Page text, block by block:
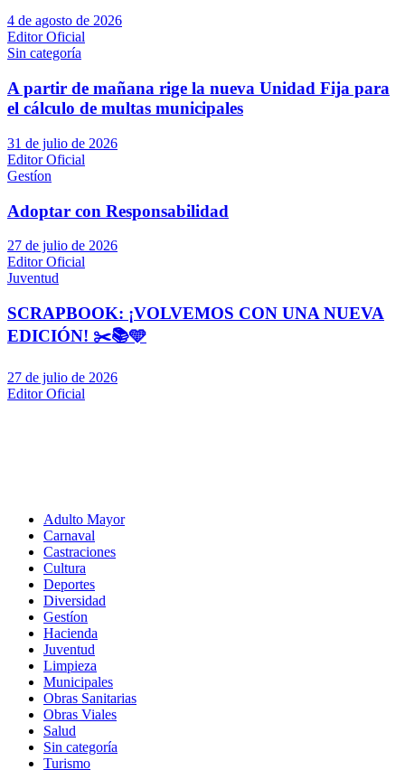
4 de agosto de 2026
Editor Oficial
Sin categoría
A partir de mañana rige la nueva Unidad Fija para
el cálculo de multas municipales
31 de julio de 2026
Editor Oficial
Gestíon
Adoptar con Responsabilidad
27 de julio de 2026
Editor Oficial
Juventud
SCRAPBOOK: ¡VOLVEMOS CON UNA NUEVA
EDICIÓN! ✂️📚🩵
27 de julio de 2026
Editor Oficial
Adulto Mayor
Carnaval
Castraciones
Cultura
Deportes
Diversidad
Gestíon
Hacienda
Juventud
Limpieza
Municipales
Obras Sanitarias
Obras Viales
Salud
Sin categoría
Turismo